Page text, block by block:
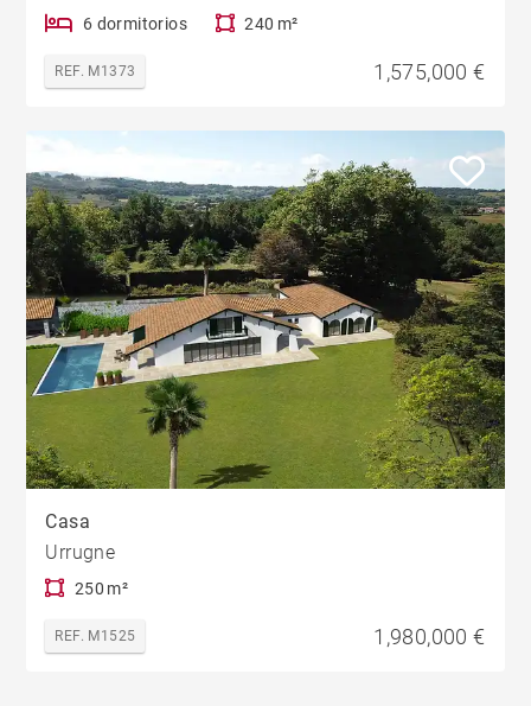
6 dormitorios 240 m²
REF. M1373 1,575,000 €
Casa
Urrugne
250 m²
REF. M1525 1,980,000 €